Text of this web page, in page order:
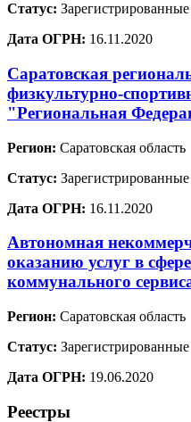
Статус: Зарегистрированные
Дата ОГРН: 16.11.2020
Саратовская
физкультурно-
"Региональная
Регион: Саратовская область
Статус: Зарегистрированные
Дата ОГРН: 16.11.2020
Автономная
оказанию услуг в
коммунального
Регион: Саратовская область
Статус: Зарегистрированные
Дата ОГРН: 19.06.2020
Реестры